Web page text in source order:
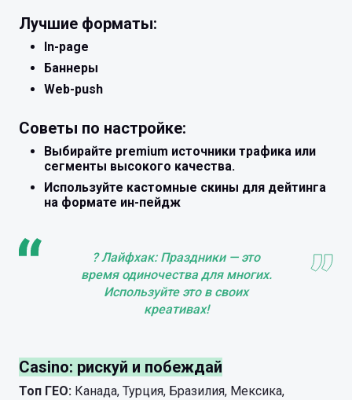
Лучшие форматы:
In-page
Баннеры
Web-push
Советы по настройке:
Выбирайте premium источники трафика или
сегменты высокого качества.
Используйте кастомные скины для дейтинга
на формате ин-пейдж
? Лайфхак: Праздники — это
время одиночества для многих.
Используйте это в своих
креативах!
Casino: рискуй и побеждай
Топ ГЕО: Канада, Турция, Бразилия, Мексика,